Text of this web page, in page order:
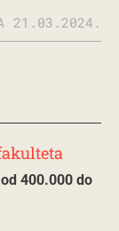
21.03.2024.
400.000 do